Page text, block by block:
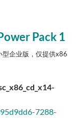
Pack 1
型企业版，仅提供x86
7288-